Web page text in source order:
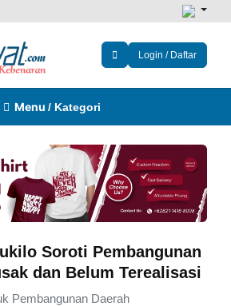
Login / Daftar
Menu / Kategori
Soroti Pembangunan
dan Belum Terealisasi
Pembangunan Daerah